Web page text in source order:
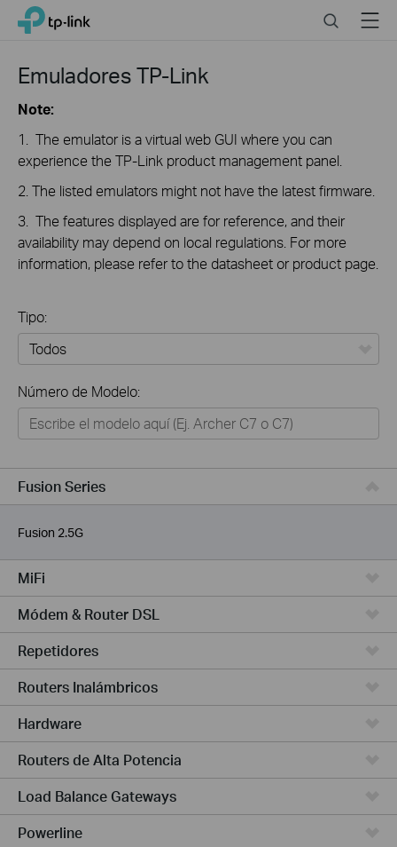
Click
navigation
TP-Link, Reliably Smart SearchMenu
Emuladores TP-Link
Note:
1. The emulator is a virtual web GUI where you can
experience the TP-Link product management panel.
2. The listed emulators might not have the latest firmware.
3. The features displayed are for reference, and their
availability may depend on local regulations. For more
information, please refer to the datasheet or product page.
Tipo:
Hogar
Hogar Inteligente
Empresas
TELCOS & ISP
Número de Modelo:
Fusion Series
Fusion 2.5G
MiFi
Módem & Router DSL
Repetidores
Routers Inalámbricos
Hardware
Routers de Alta Potencia
Load Balance Gateways
Powerline